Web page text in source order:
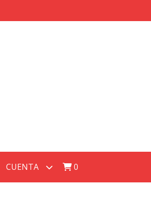
CUENTA 0